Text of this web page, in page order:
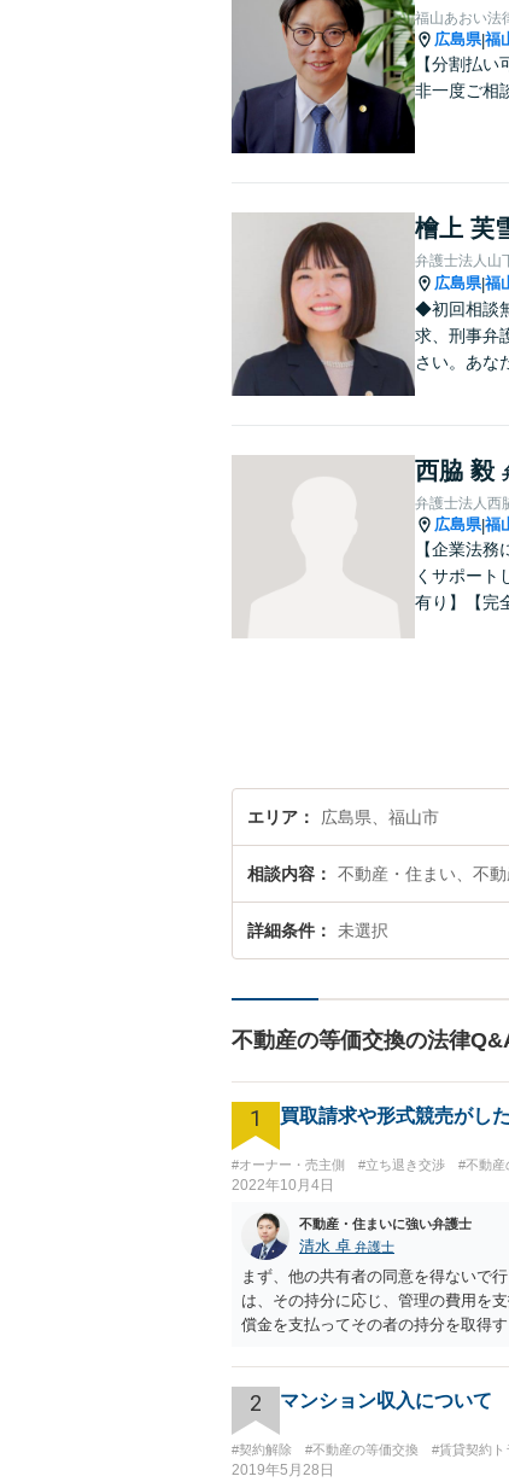
福山あおい法
広島県|福
【分割払
非一度ご相
檜上 芙
弁護士法人山
広島県|福
◆初回相談
求、刑事弁
さい。あな
西脇 毅
弁護士法人西
広島県|福
【企業法
くサポート
有り】【完
エリア 広島県、福山市
相談内容 不動産・住まい、不
詳細条件 未選択
不動産の等価交換の法律
1 買取請求や形式競売がし
#オーナー・売主側 #立ち退き交渉 #不動産
2022年10月4日
不動産・住まいに強い弁護士
清水 卓 弁護士
まず、他の共有者の同意を得ないで
は、その持分に応じ、管理の費用を
償金を支払ってその者の持分を取得
め、一度、弁護士に直接相談し、ア
2 マンション収入について
#契約解除 #不動産の等価交換 #賃貸契約ト
2019年5月28日